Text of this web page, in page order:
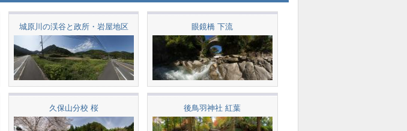
城原川の渓谷と政所・岩屋地区 眼鏡橋 下流
久保山分校 桜 後鳥羽神社 紅葉